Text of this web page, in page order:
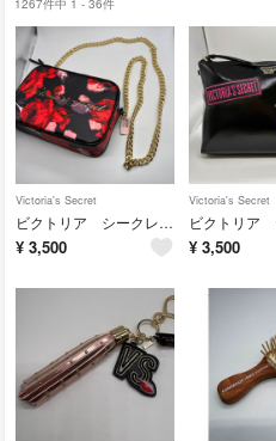
Victoria's Secret
ビクトリア シークレット 花柄 ショルダーバッグ チェーン no.208
¥ 3,500
Victoria's Secret
¥ 3,500